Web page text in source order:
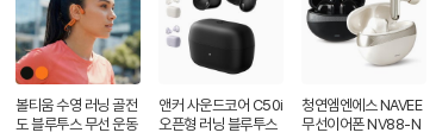
볼티움 수영 러닝 골전
도 블루투스 무선 운동
앤커 사운드코어 C50i
오픈형 러닝 블루투스
청연엠엔에스 NAVEE
무선이어폰 NV88-N